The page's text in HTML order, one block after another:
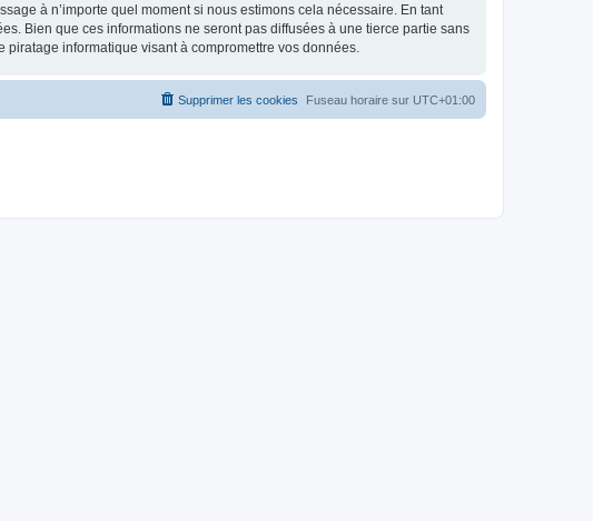
à n’importe quel moment si nous estimons cela nécessaire. En tant
Bien que ces informations ne seront pas diffusées à une tierce partie sans
informatique visant à compromettre vos données.
Fuseau horaire sur UTC+01:00
Supprimer les cookies